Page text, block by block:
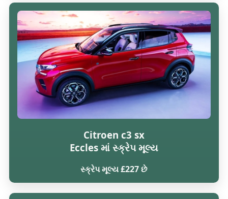
Citroen c3 sx
Eccles માં સ્ક્રેપ મૂલ્ય
સ્ક્રેપ મૂલ્ય £227 છે